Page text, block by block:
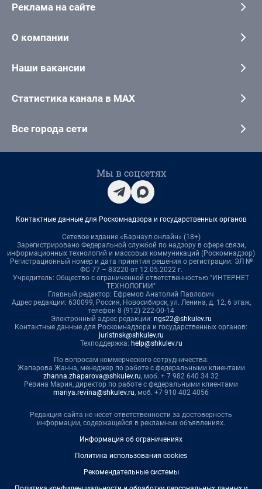
Реклама на сайте
О компании
Наши вакансии
Статистика канала в MAX
Все города сети
Мы в соцсетях
Контактные данные для Роскомнадзора и государственных органов
Сетевое издание «Барнаул онлайн» (18+)
Зарегистрировано Федеральной службой по надзору в сфере связи,
информационных технологий и массовых коммуникаций (Роскомнадзор)
Регистрационный номер и дата принятия решения о регистрации: ЭЛ №
ФС 77 – 83220 от 12.05.2022 г.
Учредитель: Общество с ограниченной ответственностью "ИНТЕРНЕТ
ТЕХНОЛОГИИ"
Главный редактор: Ефремов Анатолий Павлович
Адрес редакции: 630099, Россия, Новосибирск, ул. Ленина, д. 12, 6 этаж,
телефон 8 (912) 222-00-14
Электронный адрес редакции: ngs22@shkulev.ru
Контактные данные для Роскомнадзора и государственных органов:
juristnsk@shkulev.ru
Техподдержка: help@shkulev.ru
По вопросам коммерческого сотрудничества:
Жапарова Жанна, менеджер по работе с федеральными клиентами
zhanna.zhaparova@shkulev.ru, моб. + 7 982 640 34 32
Ревина Мария, директор по работе с федеральными клиентами
mariya.revina@shkulev.ru, моб. +7 910 402 4056
Редакция сайта не несет ответственности за достоверность
информации, содержащейся в рекламных объявлениях.
Информация об ограничениях
Политика использования cookies
Рекомендательные системы